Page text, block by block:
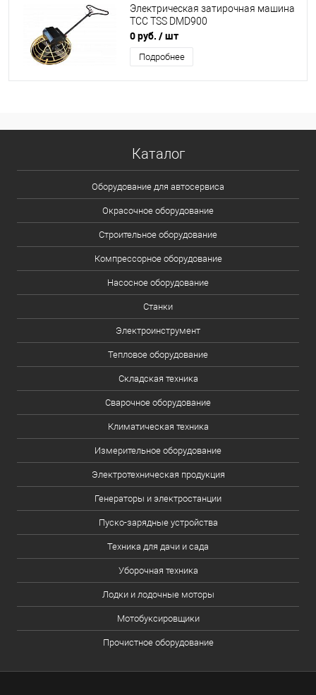
Электрическая затирочная машина
ТСС TSS DMD900
0 руб. / шт
Подробнее
Каталог
Оборудование для автосервиса
Окрасочное оборудование
Строительное оборудование
Компрессорное оборудование
Насосное оборудование
Станки
Электроинструмент
Тепловое оборудование
Складская техника
Сварочное оборудование
Климатическая техника
Измерительное оборудование
Электротехническая продукция
Генераторы и электростанции
Пуско-зарядные устройства
Техника для дачи и сада
Уборочная техника
Лодки и лодочные моторы
Мотобуксировщики
Прочистное оборудование